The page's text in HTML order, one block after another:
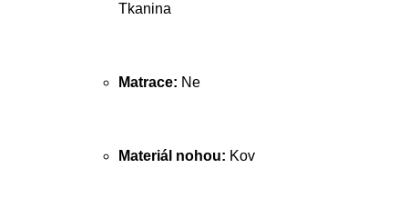
Tkanina
Matrace: Ne
Materiál nohou: Kov